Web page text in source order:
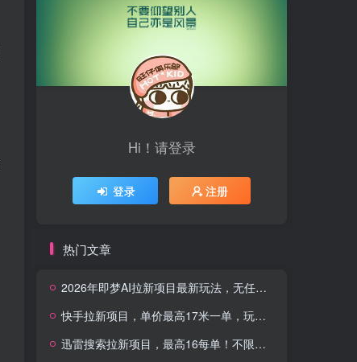
Hi！请登录
登录 注册
热门文章
2026年即梦AI拉新项目最新玩法，无任何门槛，操作非常简单，人人都可做，拉新佣金最高13米每单(更新08月07日)
快手拉新项目，单价最高17米一单，玩法简单，0基础也能轻松上手(更新08月07日)
迅雷搜索拉新项目，最高16每单！不限量级人人可冲，零门槛上手(更新0807)